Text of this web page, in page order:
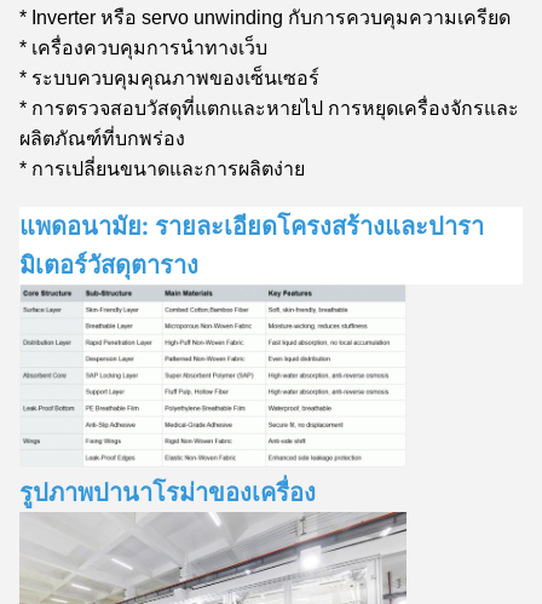
* Inverter หรือ servo unwinding กับการควบคุมความเครียด
* เครื่องควบคุมการนําทางเว็บ
* ระบบควบคุมคุณภาพของเซ็นเซอร์
* การตรวจสอบวัสดุที่แตกและหายไป การหยุดเครื่องจักรและ
ผลิตภัณฑ์ที่บกพร่อง
* การเปลี่ยนขนาดและการผลิตง่าย
แพดอนามัย: รายละเอียดโครงสร้างและปารา
มิเตอร์วัสดุตาราง
รูปภาพปานาโรม่าของเครื่อง